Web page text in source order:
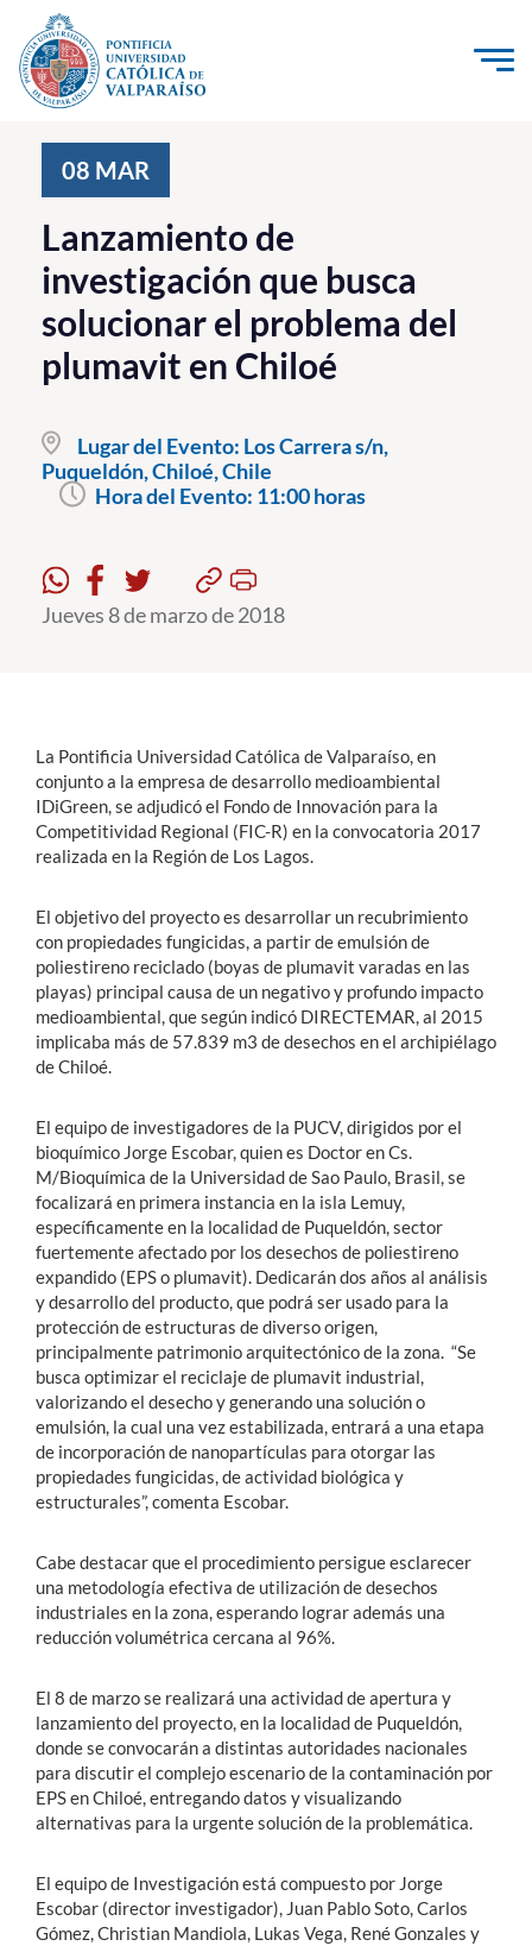
Click acá para ir directamente al contenido
Investigación, Creación e Innovación
PUCV Internacional
Vinculación con el Medio
Admisión
Pregrado
Postgrado
Estudiantes
English
08 MAR
Lanzamiento de
investigación que busca
solucionar el problema del
plumavit en Chiloé
Lugar del Evento: Los Carrera s/n,
Puqueldón, Chiloé, Chile
Hora del Evento: 11:00 horas
Jueves 8 de marzo de 2018
La Pontificia Universidad Católica de Valparaíso, en
conjunto a la empresa de desarrollo medioambiental
IDiGreen, se adjudicó el Fondo de Innovación para la
Competitividad Regional (FIC-R) en la convocatoria 2017
realizada en la Región de Los Lagos.
El objetivo del proyecto es desarrollar un recubrimiento
con propiedades fungicidas, a partir de emulsión de
poliestireno reciclado (boyas de plumavit varadas en las
playas) principal causa de un negativo y profundo impacto
medioambiental, que según indicó DIRECTEMAR, al 2015
implicaba más de 57.839 m3 de desechos en el archipiélago
de Chiloé.
El equipo de investigadores de la PUCV, dirigidos por el
bioquímico Jorge Escobar, quien es Doctor en Cs.
M/Bioquímica de la Universidad de Sao Paulo, Brasil, se
focalizará en primera instancia en la isla Lemuy,
específicamente en la localidad de Puqueldón, sector
fuertemente afectado por los desechos de poliestireno
expandido (EPS o plumavit). Dedicarán dos años al análisis
y desarrollo del producto, que podrá ser usado para la
protección de estructuras de diverso origen,
principalmente patrimonio arquitectónico de la zona. “Se
busca optimizar el reciclaje de plumavit industrial,
valorizando el desecho y generando una solución o
emulsión, la cual una vez estabilizada, entrará a una etapa
de incorporación de nanopartículas para otorgar las
propiedades fungicidas, de actividad biológica y
estructurales”, comenta Escobar.
Cabe destacar que el procedimiento persigue esclarecer
una metodología efectiva de utilización de desechos
industriales en la zona, esperando lograr además una
reducción volumétrica cercana al 96%.
El 8 de marzo se realizará una actividad de apertura y
lanzamiento del proyecto, en la localidad de Puqueldón,
donde se convocarán a distintas autoridades nacionales
para discutir el complejo escenario de la contaminación por
EPS en Chiloé, entregando datos y visualizando
alternativas para la urgente solución de la problemática.
El equipo de Investigación está compuesto por Jorge
Escobar (director investigador), Juan Pablo Soto, Carlos
Gómez, Christian Mandiola, Lukas Vega, René Gonzales y